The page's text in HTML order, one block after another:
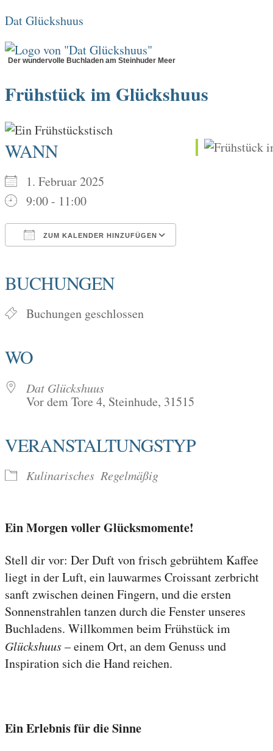
Zum
springen
Dat Glückshuus
Der wundervolle Buchladen am Steinhuder Meer
Frühstück im Glückshuus
WANN
1. Februar 2025
9:00 - 11:00
ZUM KALENDER HINZUFÜGEN
BUCHUNGEN
Buchungen geschlossen
WO
Dat Glückshuus
Vor dem Tore 4, Steinhude, 31515
VERANSTALTUNGSTYP
Kulinarisches Regelmäßig
Ein Morgen voller Glücksmomente!
Stell dir vor: Der Duft von frisch gebrühtem Kaffee
liegt in der Luft, ein lauwarmes Croissant zerbricht
sanft zwischen deinen Fingern, und die ersten
Sonnenstrahlen tanzen durch die Fenster unseres
Buchladens. Willkommen beim Frühstück im
Glückshuus– einem Ort, an dem Genuss und
Inspiration sich die Hand reichen.
Ein Erlebnis für die Sinne